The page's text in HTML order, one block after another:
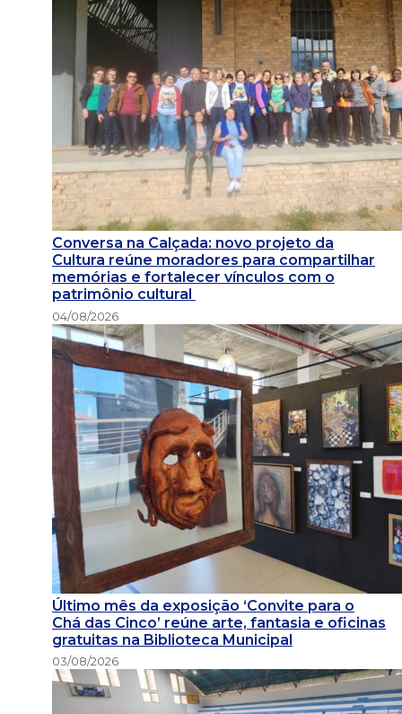
Conversa na Calçada: novo projeto da
Cultura reúne moradores para compartilhar
memórias e fortalecer vínculos com o
patrimônio cultural
04/08/2026
Último mês da exposição ‘Convite para o
Chá das Cinco’ reúne arte, fantasia e oficinas
gratuitas na Biblioteca Municipal
03/08/2026